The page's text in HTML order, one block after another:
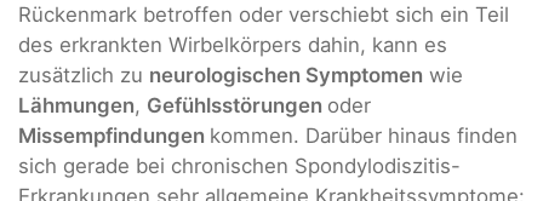
Rückenmark betroffen oder verschiebt sich ein Teil
des erkrankten Wirbelkörpers dahin, kann es
zusätzlich zu neurologischen Symptomen wie
Lähmungen, Gefühlsstörungen oder
Missempfindungen kommen. Darüber hinaus finden
sich gerade bei chronischen Spondylodiszitis-